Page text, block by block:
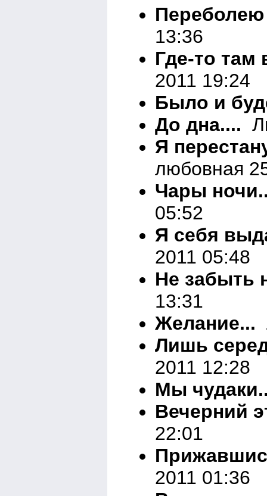
Переболею
13:36
Где-то там
2011 19:24
Было и
До дна....
Я
любовная
Чары
05:52
Я себя
2011 05:48
Не забыть
13:31
Желание...
Лишь
2011 12:28
Мы
Вечерний
22:01
2011 01:36